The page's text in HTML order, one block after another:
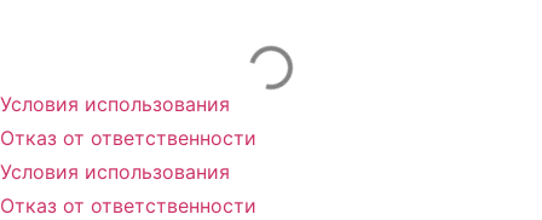
Условия использования
Отказ от ответственности
Условия использования
Отказ от ответственности